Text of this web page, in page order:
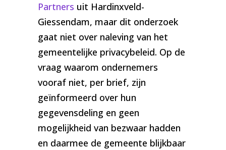
Partners uit Hardinxveld-
Giessendam, maar dit onderzoek
gaat niet over naleving van het
gemeentelijke privacybeleid. Op de
vraag waarom ondernemers
vooraf niet, per brief, zijn
geïnformeerd over hun
gegevensdeling en geen
mogelijkheid van bezwaar hadden
en daarmee de gemeente blijkbaar